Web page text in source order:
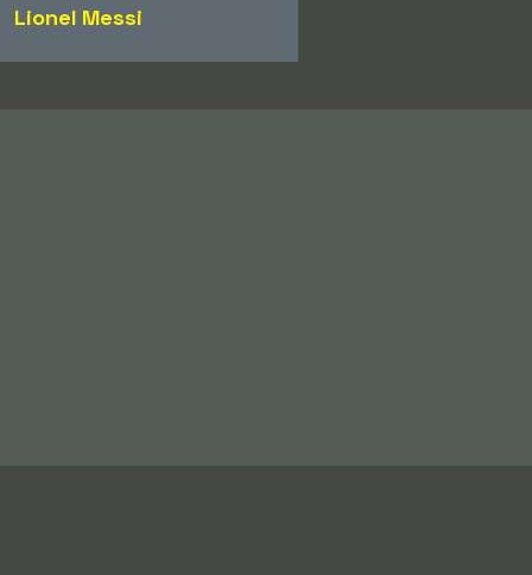
Lionel Messi